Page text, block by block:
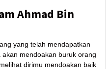
Ahmad Bin
yang telah mendapatkan
mendoakan buruk orang
dirimu mendoakan baik